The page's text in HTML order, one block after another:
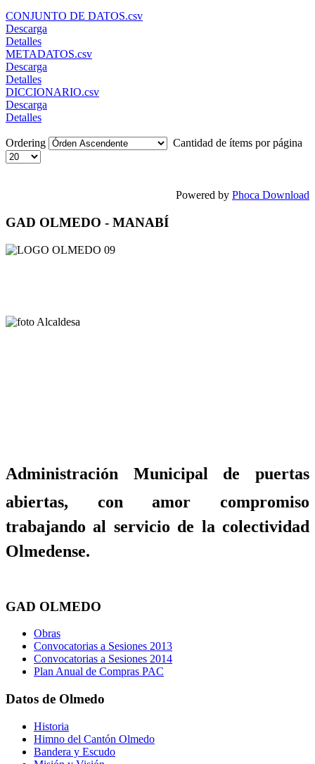
CONJUNTO DE DATOS.csv
Descarga
Detalles
METADATOS.csv
Descarga
Detalles
DICCIONARIO.csv
Descarga
Detalles
Ordering Cantidad de ítems por página
Powered by Phoca Download
GAD OLMEDO - MANABÍ
Administración Municipal de puertas
abiertas, con amor compromiso
trabajando al servicio de la colectividad
Olmedense.
GAD OLMEDO
Obras
Convocatorias a Sesiones 2013
Convocatorias a Sesiones 2014
Plan Anual de Compras PAC
Datos de Olmedo
Historia
Himno del Cantón Olmedo
Bandera y Escudo